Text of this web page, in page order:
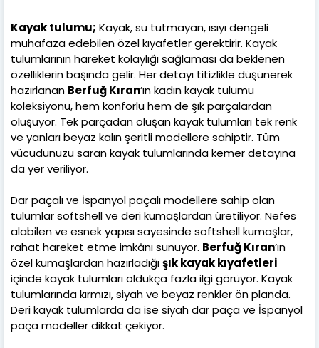
Kayak tulumu; Kayak, su tutmayan, ısıyı dengeli
muhafaza edebilen özel kıyafetler gerektirir. Kayak
tulumlarının hareket kolaylığı sağlaması da beklenen
özelliklerin başında gelir. Her detayı titizlikle düşünerek
hazırlanan Berfuğ Kıran’ın kadın kayak tulumu
koleksiyonu, hem konforlu hem de şık parçalardan
oluşuyor. Tek parçadan oluşan kayak tulumları tek renk
ve yanları beyaz kalın şeritli modellere sahiptir. Tüm
vücudunuzu saran kayak tulumlarında kemer detayına
da yer veriliyor.
Dar paçalı ve İspanyol paçalı modellere sahip olan
tulumlar softshell ve deri kumaşlardan üretiliyor. Nefes
alabilen ve esnek yapısı sayesinde softshell kumaşlar,
rahat hareket etme imkânı sunuyor. Berfuğ Kıran’ın
özel kumaşlardan hazırladığışık kayak kıyafetleri
içinde kayak tulumları oldukça fazla ilgi görüyor. Kayak
tulumlarında kırmızı, siyah ve beyaz renkler ön planda.
Deri kayak tulumlarda da ise siyah dar paça ve İspanyol
paça modeller dikkat çekiyor.